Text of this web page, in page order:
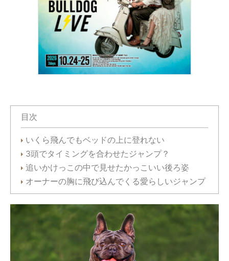
目次
いくら飛んでもベッドの上に登れない
3頭でタイミングを合わせたジャンプ？
追いかけっこの中で見せたかっこいい後ろ姿
オーナーの胸に飛び込んでくる愛らしいジャンプ